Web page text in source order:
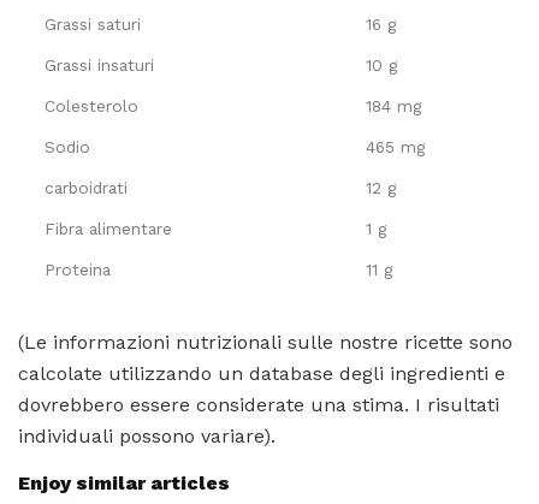
Grassi saturi 16 g
Grassi insaturi 10 g
Colesterolo 184 mg
Sodio 465 mg
carboidrati 12 g
Fibra alimentare 1 g
Proteina 11 g
(Le informazioni nutrizionali sulle nostre ricette sono
calcolate utilizzando un database degli ingredienti e
dovrebbero essere considerate una stima. I risultati
individuali possono variare).
Enjoy similar articles